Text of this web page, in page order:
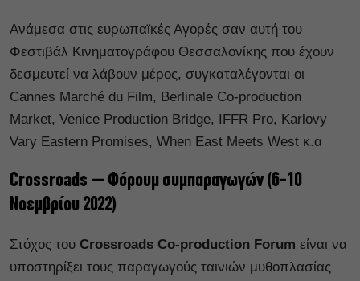
Ανάμεσα στις ευρωπαϊκές Αγορές σαν αυτή του
Φεστιβάλ Κινηματογράφου Θεσσαλονίκης που έχουν
δεσμευτεί να λάβουν μέρος, συγκαταλέγονται οι
Cannes Marché du Film, Berlinale Co-production
Market, Venice Production Bridge, IFFR Pro, Karlovy
Vary Eastern Promises, When East Meets West κ.α
Crossroads – Φόρουμ συμπαραγωγών (6-10
Νοεμβρίου 2022)
Στόχος του Crossroads Co-production Forum είναι να
υποστηρίξει τους παραγωγούς ταινιών μυθοπλασίας